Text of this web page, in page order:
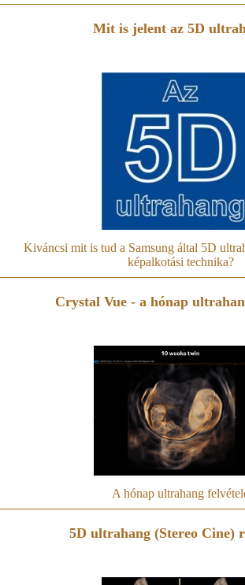
Mit is jelent az 5D
Kiváncsi mit is tud a Samsung által 5D
képalkotási technika?
Crystal Vue - a hónap
A hónap ultrahang
5D ultrahang (Stereo Cine)